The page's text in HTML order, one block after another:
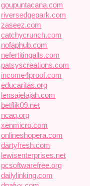
goupuntacana.com
riversedgepark.com
zaseez.com
catchycrunch.com
nofaphub.com
nefertitingalls.com
patsyscreations.com
income4proof.com
educaritas.org
lensajelajah.com
betflik09.net
ncaq.org
xenmicro.com
onlineshopera.com
dartyfresh.com
lewisenterprises.net
pcsoftwarefree.org
dailylinking.com